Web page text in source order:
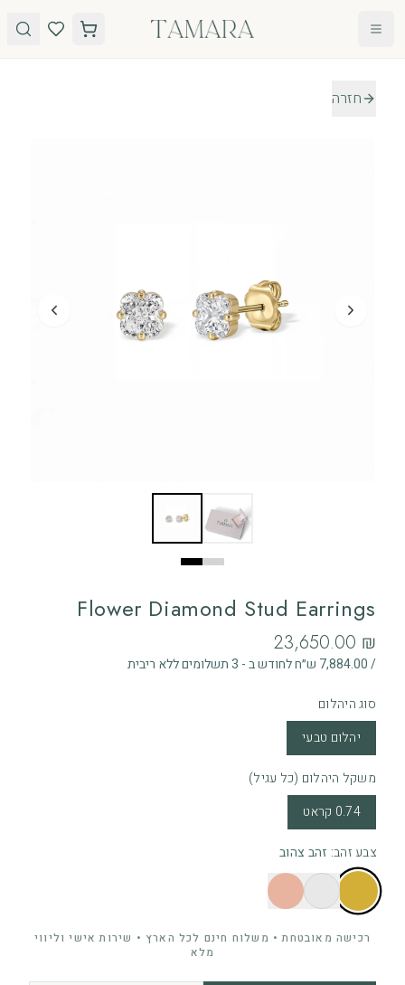
הטבעות
חזרה
Flower Diamond Stud Earrings
‏23,650.00 ₪
/ 7,884.00 ש״ח לחודש ב - 3 תשלומים ללא ריבית
סוג היהלום
יהלום טבעי
משקל היהלום (כל עגיל)
0.74 קראט
צבע זהב: זהב צהוב
רכישה מאובטחת • משלוח חינם לכל הארץ • שירות אישי וליווי
מלא